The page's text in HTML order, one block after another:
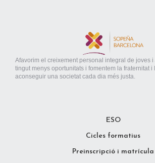
Afavorim el creixement personal integral de joves
tingut menys oportunitats i fomentem la fraternitat i
aconseguir una societat cada dia més justa.
ESO
Cicles formatius
Preinscripció i matrícula